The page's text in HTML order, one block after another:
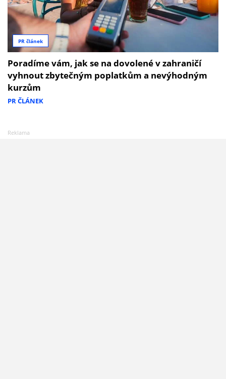
PR článek
Poradíme vám, jak se na dovolené v zahraničí
vyhnout zbytečným poplatkům a nevýhodným
kurzům
PR ČLÁNEK